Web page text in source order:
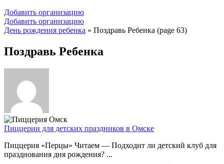
Добавить организацию
Добавить организацию
День рождения ребенка » Поздравь Ребенка (page 63)
Поздравь Ребенка
Пиццерии для детских праздников в Омске
Пиццерия «Перцы» Читаем — Подходит ли детский клуб для
празднования дня рождения? ...